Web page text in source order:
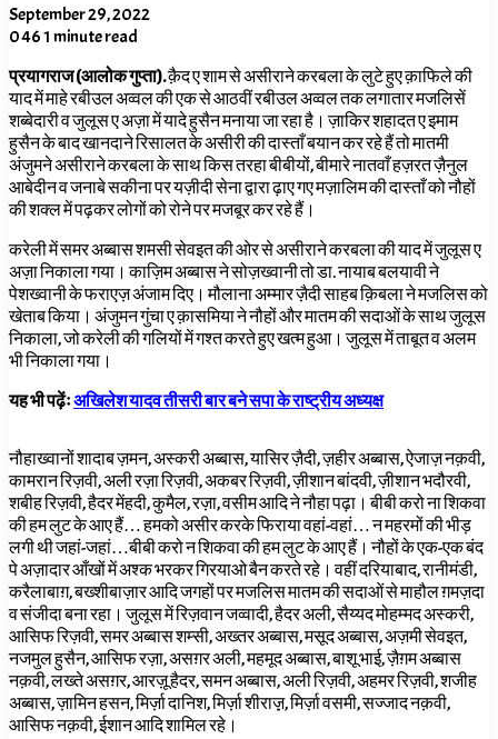
September 29, 2022
0461 minute read
प्रयागराज (आलोक गुप्ता).क़ैद ए शाम से असीराने करबला के लुटे हुए क़ाफिले की
याद में माहे रबीउल अव्वल की एक से आठवीं रबीउल अव्वल तक लगातार मजलिसें
शब्बेदारी व जुलूस ए अज़ा में यादे हुसैन मनाया जा रहा है। ज़ाकिर शहादत ए इमाम
हुसैन के बाद खानदाने रिसालत के असीरी की दास्ताँ बयान कर रहे हैं तो मातमी
अंजुमने असीराने करबला के साथ किस तरहा बीबीयों, बीमारे नातवाँ हज़रत ज़ैनुल
आबेदीन व जनाबे सकीना पर यज़ीदी सेना द्वारा ढ़ाए गए मज़ालिम की दास्ताँ को नौहों
की शक्ल में पढ़कर लोगों को रोने पर मजबूर कर रहे हैं।
करेली में समर अब्बास शमसी सेवइत की ओर से असीराने करबला की याद में जुलूस ए
अज़ा निकाला गया। काज़िम अब्बास ने सोज़ख्वानी तो डा. नायाब बलयावी ने
पेशख्वानी के फराएज़ अंजाम दिए। मौलाना अम्मार ज़ैदी साहब क़िबला ने मजलिस को
खेताब किया। अंजुमन गुंचा ए क़ासमिया ने नौहों और मातम की सदाओं के साथ जुलूस
निकाला, जो करेली की गलियों में गश्त करते हुए खत्म हुआ। जुलूस में ताबूत व अलम
भी निकाला गया।
यह भी पढ़ेंःअखिलेश यादव तीसरी बार बने सपा के राष्ट्रीय अध्यक्ष
नौहाख्वानों शादाब ज़मन, अस्करी अब्बास, यासिर ज़ैदी, ज़हीर अब्बास, ऐजाज़ नक़वी,
कामरान रिज़वी, अली रज़ा रिज़वी, अकबर रिज़वी, ज़ीशान बांदवी, ज़ीशान भदौरवी,
शबीह रिज़वी, हैदर मेंहदी, कुमैल, रज़ा, वसीम आदि ने नौहा पढ़ा। बीबी करो ना शिकवा
की हम लुट के आए हैं… हमको असीर करके फिराया वहां-वहां… न महरमों की भीड़
लगी थी जहां-जहां…बीबी करो न शिकवा की हम लुट के आए हैं। नौहों के एक-एक बंद
पे अज़ादार आँखों में अश्क भरकर गिरयाओ बैन करते रहे। वहीं दरियाबाद, रानीमंडी,
करैलाबाग़, बख्शीबाज़ार आदि जगहों पर मजलिस मातम की सदाओं से माहौल ग़मज़दा
व संजीदा बना रहा। जुलूस में रिज़वान जव्वादी, हैदर अली, सैय्यद मोहम्मद अस्करी,
आसिफ रिज़वी, समर अब्बास शम्सी, अख्तर अब्बास, मसूद अब्बास, अज़मी सेवइत,
नजमुल हुसैन, आसिफ रज़ा, असग़र अली, महमूद अब्बास, बाशू भाई, ज़ैग़म अब्बास
नक़वी, लख्ते असग़र, आरज़ू हैदर, समन अब्बास, अली रिज़वी, अहमर रिज़वी, शजीह
अब्बास, ज़ामिन हसन, मिर्ज़ा दानिश, मिर्ज़ा शीराज़़, मिर्ज़ा वसमी, सज्जाद नक़वी,
आसिफ नक़वी, ईशान आदि शामिल रहे।